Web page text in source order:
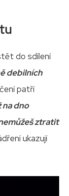
do sdílení
debilních
patří
na dno
ztratit
ukazují